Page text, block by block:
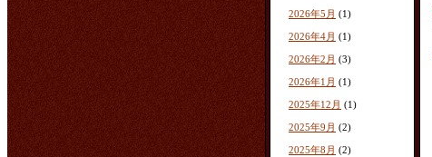
2026年5月 (1)
2026年4月 (1)
2026年2月 (3)
2026年1月 (1)
2025年12月 (1)
2025年9月 (2)
2025年8月 (2)